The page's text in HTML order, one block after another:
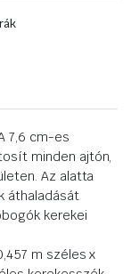
7,6 cm-es
minden ajtón,
Az alatta
áthaladását
kerekei
m széles x